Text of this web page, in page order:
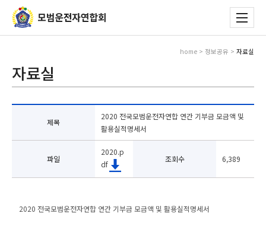
자료실
home > 정보공유 > 자료실
제목
2020 전국모범운전자연합 연간 기부금 모금액 및
활용실적명세서
파일
2020.p
df
조회수 6,389
2020 전국모범운전자연합 연간 기부금 모금액 및 활용실적명세서